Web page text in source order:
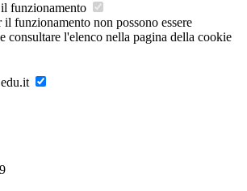
funzionamento
il funzionamento non possono essere
consultare l'elenco nella pagina della cookie